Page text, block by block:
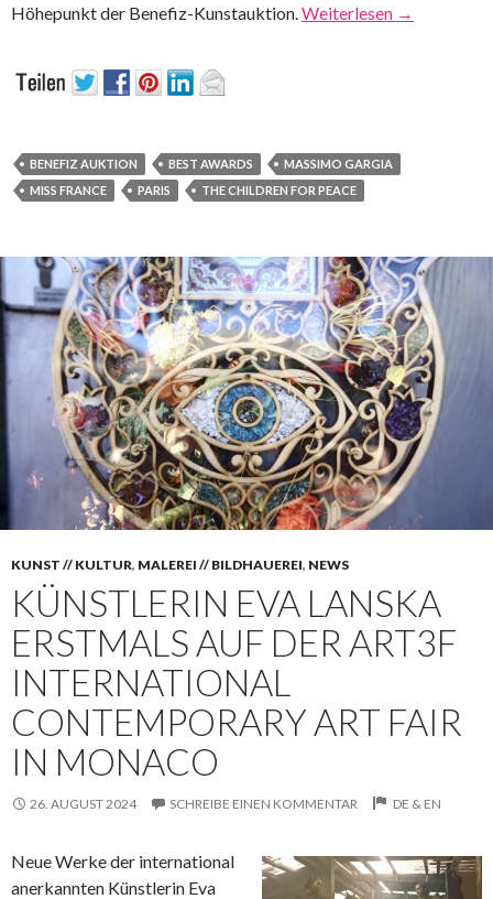
Höhepunkt der Benefiz-Kunstauktion. Weiterlesen →
BENEFIZ AUKTION BEST AWARDS
MASSIMO GARGIA
MISS FRANCE
PARIS THE CHILDREN FOR PEACE
KUNST // KULTUR, MALEREI // BILDHAUEREI, NEWS
KÜNSTLERIN EVA LANSKA
ERSTMALS AUF DER ART3F
INTERNATIONAL
CONTEMPORARY ART FAIR
IN MONACO
26. AUGUST 2024 SCHREIBE EINEN KOMMENTAR DE & EN
Neue Werke der international
anerkannten Künstlerin Eva